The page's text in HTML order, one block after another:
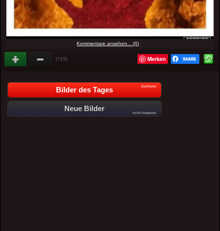
Kommentare ansehen... (0)
(+15) Merken
Bilder des Tages Startseite
Neue Bilder
nicht moderiert